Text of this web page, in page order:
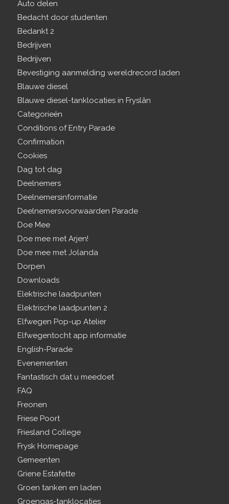
Auto delen
Bedacht door studenten
Bedankt 2
Bedrijven
Bedrijven
Bevestiging aanmelding wereldrecord laden
Blauwe diesel
Blauwe diesel-tanklocaties in Fryslân
Categorieën
Conditions of Entry Parade
Confirmation
Cookies
Dag tot dag
Deelnemers
Deelnemersinformatie
Deelnemersvoorwaarden Parade
Doe Mee
Doe mee met Arjen!
Doe mee met Jolanda
Dorpen
Downloads
Elektrische laadpunten
Elektrische laadpunten 2
Elfwegen Pop-up Atelier
Elfwegentocht app informatie
English-Parade
Evenementen
Fantastisch dat u meedoet
FAQ
Freonen
Friese Poort
Friesland College
Frysk Homepage
Gemeenten
Griene Estafette
Groen tanken en laden
Groengas-tanklocaties